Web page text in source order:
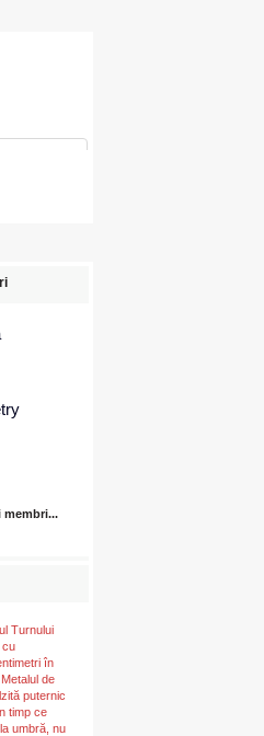
membri...
Turnului
cu
în
de
puternic
timp ce
umbră, nu